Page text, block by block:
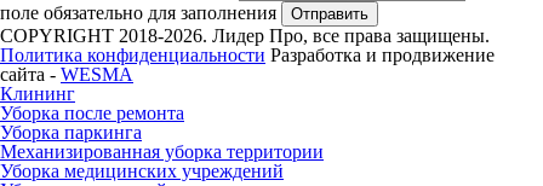
поле обязательно для заполнения
Отправить
COPYRIGHT 2018-2026. Лидер Про, все права защищены.
Политика конфиденциальности Разработка и продвижение
сайта - WESMA
Клининг
Уборка после ремонта
Уборка паркинга
Механизированная уборка территории
Уборка медицинских учреждений